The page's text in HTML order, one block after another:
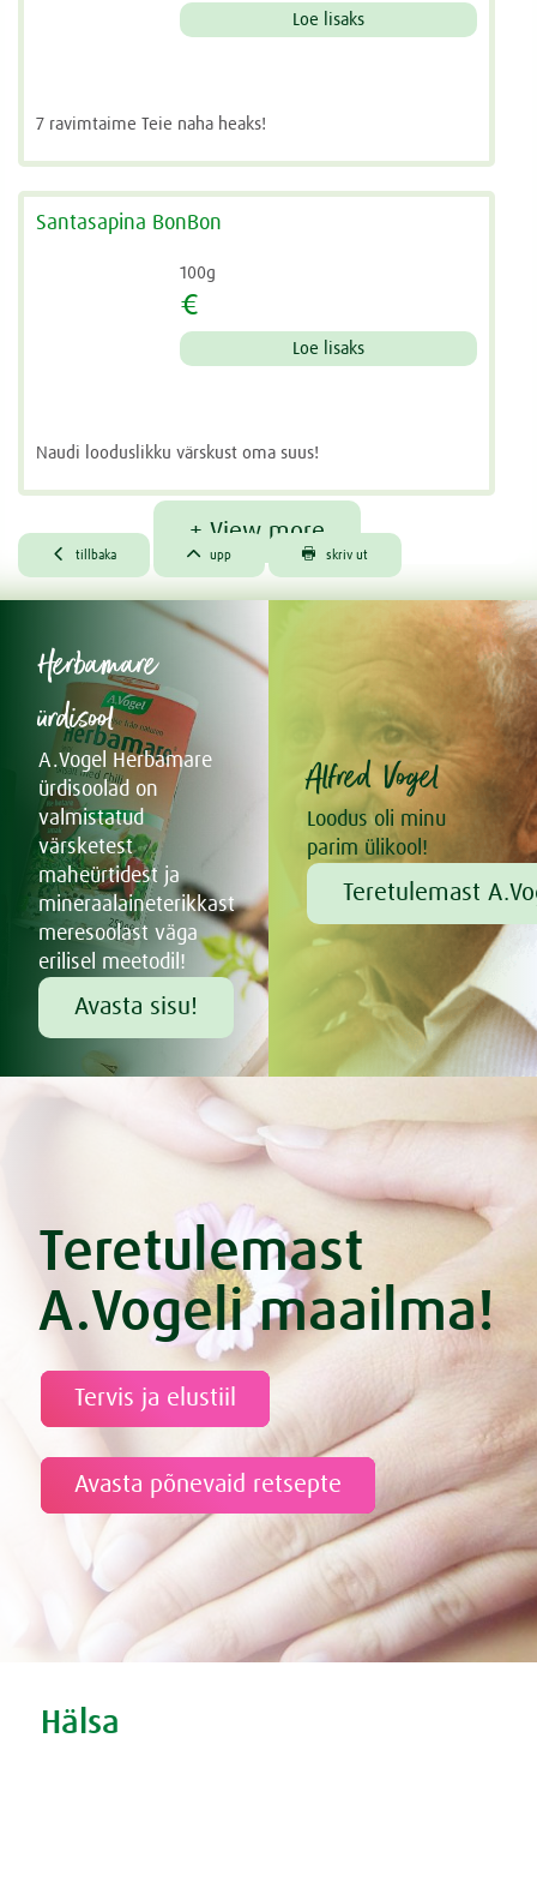
Loe lisaks
7 ravimtaime Teie naha heaks!
Santasapina BonBon
100g
€
Loe lisaks
Naudi looduslikku värskust oma suus!
+ View more
 tillbaka  upp  skriv ut
Herbamare
ürdisool
A.Vogel Herbamare
ürdisoolad on
valmistatud
värsketest
maheürtidest ja
mineraalaineterikkast
meresoolast väga
erilisel meetodil!
Avasta sisu!
Alfred Vogel
Loodus oli minu
parim ülikool!
Teretulemast
Teretulemast
A.Vogeli maailma!
Tervis ja elustiil
Avasta põnevaid retsepte
Hälsa